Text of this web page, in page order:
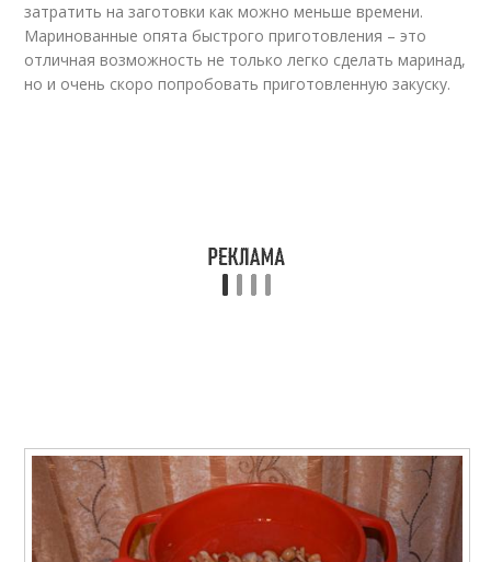
Квашеные опёнки Опёнки с корицей
Вкусные опёнки
затратить на заготовки как можно меньше времени.
Маринованные опята быстрого приготовления – это
отличная возможность не только легко сделать маринад,
но и очень скоро попробовать приготовленную закуску.